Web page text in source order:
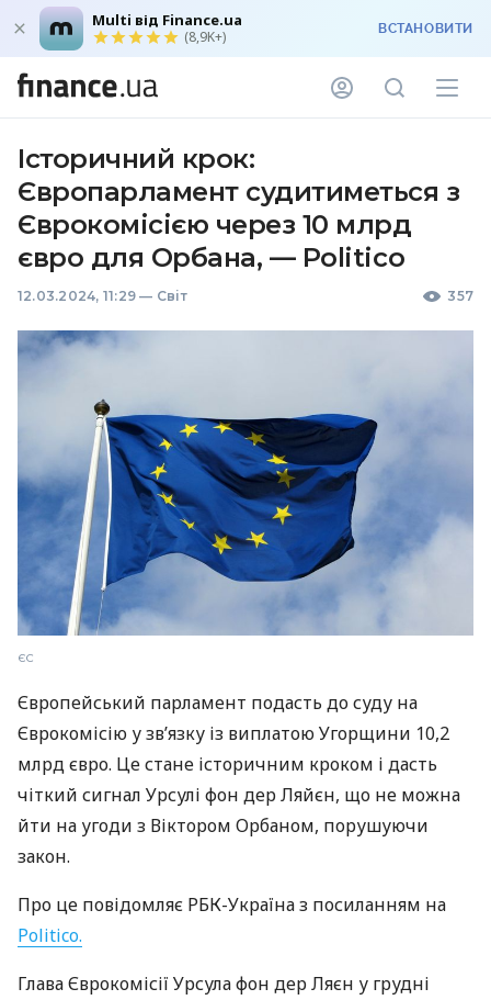
Multi від Finance.ua
(8,9K+) ВСТАНОВИТИ
Історичний крок:
Європарламент судитиметься з
Єврокомісією через 10 млрд
євро для Орбана, — Politico
12.03.2024, 11:29 — Світ 357
ЄС
Європейський парламент подасть до суду на
Єврокомісію у зв’язку із виплатою Угорщини 10,2
млрд євро. Це стане історичним кроком і дасть
чіткий сигнал Урсулі фон дер Ляйєн, що не можна
йти на угоди з Віктором Орбаном, порушуючи
закон.
Про це повідомляє РБК-Україна з посиланням на
Politico.
Глава Єврокомісії Урсула фон дер Ляєн у грудні